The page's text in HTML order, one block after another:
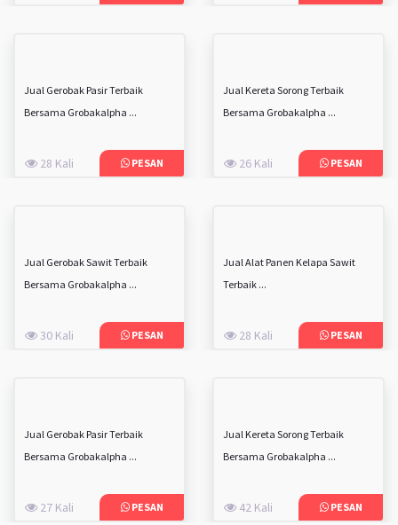
Jual Gerobak Pasir Terbaik
Bersama Grobakalpha ...
28 Kali PESAN
Jual Kereta Sorong Terbaik
Bersama Grobakalpha ...
26 Kali PESAN
Jual Gerobak Sawit Terbaik
Bersama Grobakalpha ...
30 Kali PESAN
Jual Alat Panen Kelapa Sawit
Terbaik ...
28 Kali PESAN
Jual Gerobak Pasir Terbaik
Bersama Grobakalpha ...
27 Kali PESAN
Jual Kereta Sorong Terbaik
Bersama Grobakalpha ...
42 Kali PESAN